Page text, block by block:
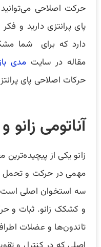
حرکت اصلاحی
پای پرانتزی دارید و
دارد که برای شما
مقاله در سایت مدی
حرکات اصلاحی پای
آناتومی زانو
زانو یکی از
مهمی در حرکت و تحمل
سه استخوان اصلی
و کشکک زانو. ثبات و
تاندون‌ها و عضلات